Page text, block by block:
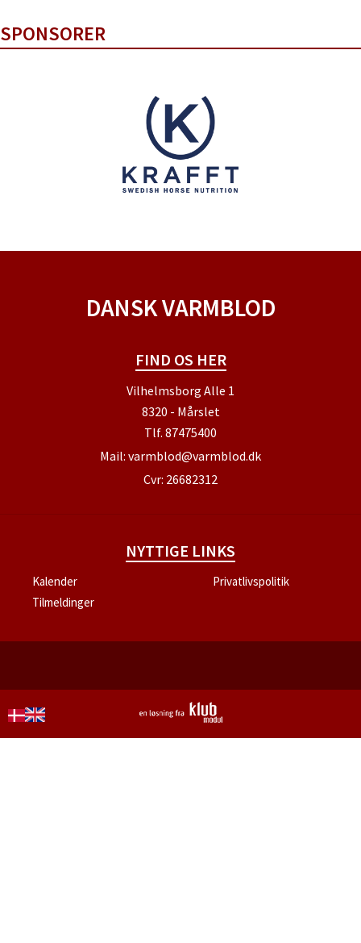
SPONSORER
DANSK VARMBLOD
FIND OS HER
Vilhelmsborg Alle 1
8320 - Mårslet
Tlf. 87475400
Mail: varmblod@varmblod.dk
Cvr: 26682312
NYTTIGE LINKS
Kalender
Privatlivspolitik
Tilmeldinger